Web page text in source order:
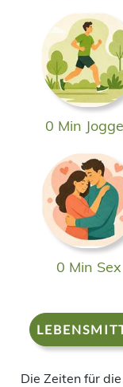
0 Min
0 Min Sex
Die Zeiten für